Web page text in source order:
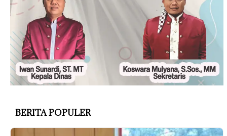
BERITA POPULER